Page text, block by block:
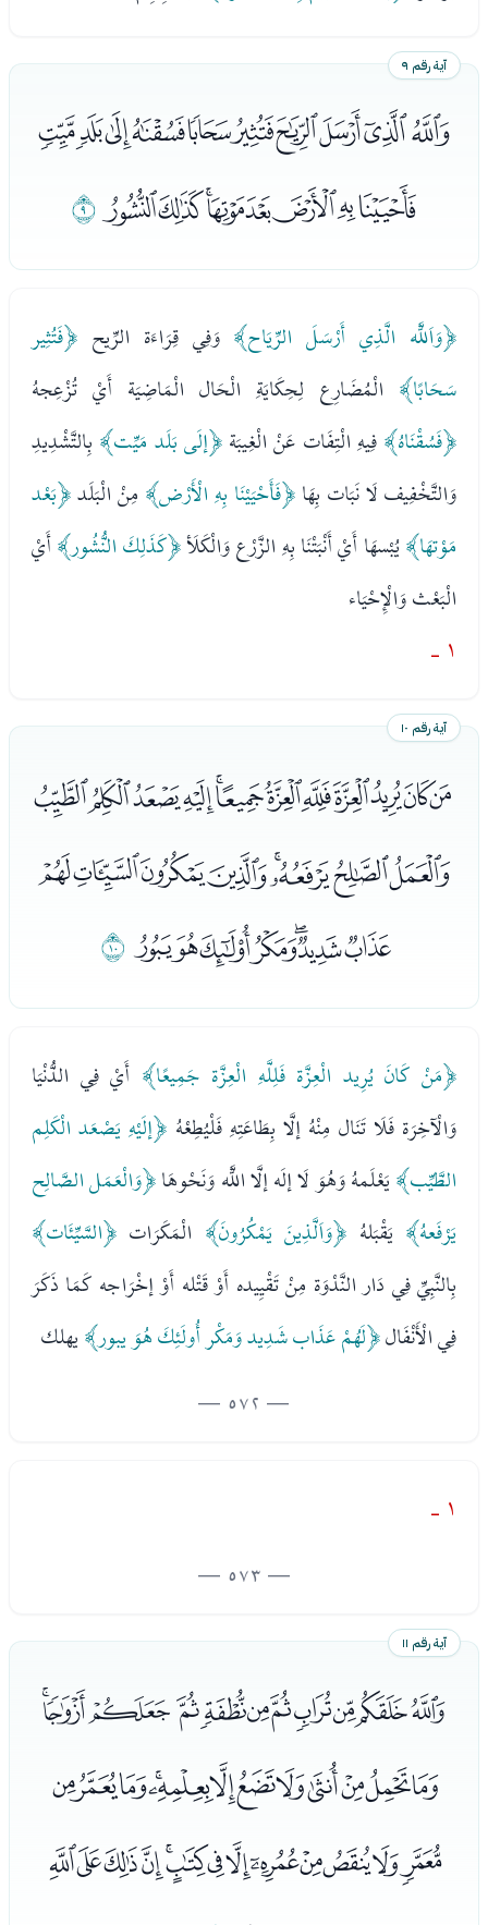
آية رقم ٩
ﮩﮪﮫﮬﮭﮮﮯﮰﮱﯓ
ﯔﯕﯖﯗﯘﯙﯚﯛﯜ
﴿وَاَللَّه الَّذِي أَرْسَلَ الرِّيَاح﴾ وَفِي قِرَاءَة الرِّيح ﴿فَتُثِير
سَحَابًا﴾ الْمُضَارِع لِحِكَايَةِ الْحَال الْمَاضِيَة أَيْ تُزْعِجهُ
﴿فَسُقْنَاهُ﴾فِيهِ الْتِفَات عَنْ الْغِيبَة﴿إلَى بَلَد مَيِّت﴾ بِالتَّشْدِيدِ
وَالتَّخْفِيف لَا نَبَات بِهَا﴿فَأَحْيَيْنَا بِهِ الْأَرْض﴾ مِنْ الْبَلَد﴿بَعْد
مَوْتهَا﴾يُبْسهَا أَيْ أَنْبَتْنَا بِهِ الزَّرْع وَالْكَلَأ﴿كَذَلِكَ النُّشُور﴾أَيْ
الْبَعْث وَالْإِحْيَاء
١ -
آية رقم ١٠
ﯝﯞﯟﯠﯡﯢﯣﯤﯥﯦﯧﯨ
ﯩﯪﯫﯬﯭﯮﯯﯰ
ﯱﯲﯳﯴﯵﯶﯷﯸ
﴿مَنْ كَانَ يُرِيد الْعِزَّة فَلِلَّهِ الْعِزَّة جَمِيعًا﴾ أَيْ فِي الدُّنْيَا
وَالْآخِرَة فَلَا تَنَال مِنْهُ إلَّا بِطَاعَتِهِ فَلْيُطِعْهُ ﴿إلَيْهِ يَصْعَد الْكَلِم
الطَّيِّب﴾يَعْلَمهُ وَهُوَ لَا إلَه إلَّا اللَّه وَنَحْوهَا﴿وَالْعَمَل الصَّالِح
يَرْفَعهُ﴾ يَقْبَلهُ ﴿وَاَلَّذِينَ يَمْكُرُونَ﴾ الْمَكَرَات ﴿السَّيِّئَات﴾
بِالنَّبِيِّ فِي دَار النَّدْوَة مِنْ تَقْيِيده أَوْ قَتْله أَوْ إخْرَاجه كَمَا ذَكَرَ
فِي الْأَنْفَال﴿لَهُمْ عَذَاب شَدِيد وَمَكْر أُولَئِكَ هُوَ يبور﴾يهلك
— 572 —
١ -
— 573 —
آية رقم ١١
ﯹﯺﯻﯼﯽﯾﯿﰀﰁﰂﰃ
ﰄﰅﰆﰇﰈﰉﰊﰋﰌﰍﰎﰏ
ﰐﰑﰒﰓﰔﰕﰖﰗﰘﰙﰚﰛﰜ